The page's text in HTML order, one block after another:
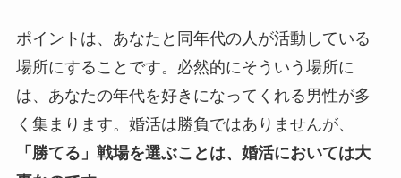
ポイントは、あなたと同年代の人が活動している
場所にすることです。必然的にそういう場所に
は、あなたの年代を好きになってくれる男性が多
く集まります。婚活は勝負ではありませんが、
「勝てる」戦場を選ぶことは、婚活においては大